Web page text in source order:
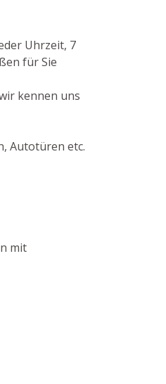
Uhrzeit, 7
für Sie
kennen uns
Autotüren etc.
mit